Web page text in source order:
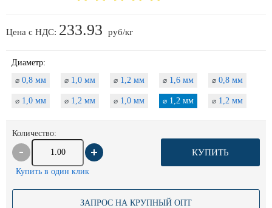
Цена с НДС: 233.93 руб/кг
Диаметр:
⌀ 0,8 мм ⌀ 1,0 мм ⌀ 1,2 мм ⌀ 1,6 мм ⌀ 0,8 мм
⌀ 1,0 мм ⌀ 1,2 мм ⌀ 1,0 мм ⌀ 1,2 мм ⌀ 1,2 мм
Количество:
КУПИТЬ
Купить в один клик
ЗАПРОС НА КРУПНЫЙ ОПТ